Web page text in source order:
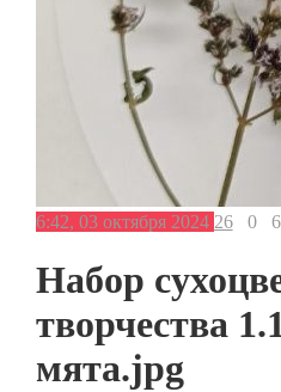
6:42, 03 октября 2024 26 0
Набор
творчества
мята.jpg